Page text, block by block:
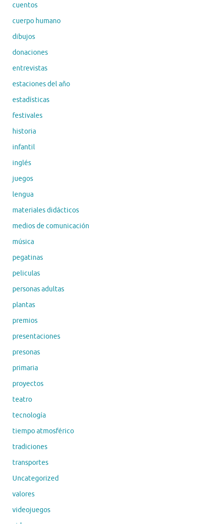
cuentos
cuerpo humano
dibujos
donaciones
entrevistas
estaciones del año
estadísticas
festivales
historia
infantil
inglés
juegos
lengua
materiales didácticos
medios de comunicación
música
pegatinas
peliculas
personas adultas
plantas
premios
presentaciones
presonas
primaria
proyectos
teatro
tecnología
tiempo atmosférico
tradiciones
transportes
Uncategorized
valores
videojuegos